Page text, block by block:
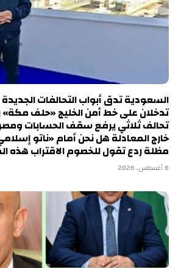
السعودية تدق أبواب التحالفات
تدخلان على خط أمن الخليج «حلف مكة»
تحالف ثلاثي يرفع سقف الحسابات ومصر
خارج المعادلة هل نحن أمام «ناتو
مظلة ردع تقول للخصوم الاقتراب هذه
8 أغسطس، 2026